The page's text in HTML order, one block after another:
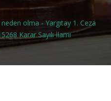
olma - Yargıtay 1. Ceza
Karar Sayılı İlamı